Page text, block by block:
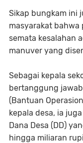
Sikap bungkam ini
masyarakat
semata kesalahan
manuver yang
Sebagai kepala
bertanggung
(Bantuan
kepala desa, ia
Dana Desa (DD)
hingga miliaran